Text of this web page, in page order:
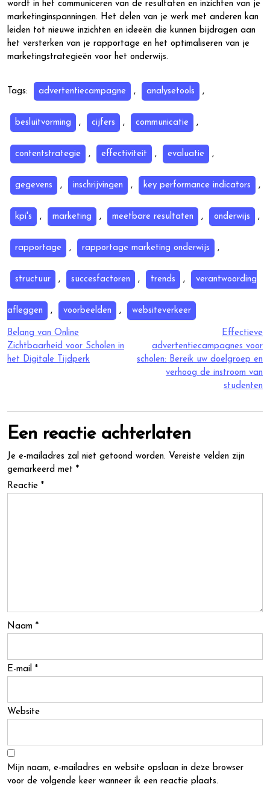
wordt in het communiceren van de resultaten en inzichten van je
marketinginspanningen. Het delen van je werk met anderen kan
leiden tot nieuwe inzichten en ideeën die kunnen bijdragen aan
het versterken van je rapportage en het optimaliseren van je
marketingstrategieën voor het onderwijs.
Tags: advertentiecampagne , analysetools ,
besluitvorming , cijfers , communicatie ,
contentstrategie , effectiviteit , evaluatie ,
gegevens , inschrijvingen , key performance indicators ,
kpi's , marketing , meetbare resultaten , onderwijs ,
rapportage , rapportage marketing onderwijs ,
structuur , succesfactoren , trends , verantwoording
afleggen , voorbeelden , websiteverkeer
Berichtnavigatie
Belang van Online
Zichtbaarheid voor Scholen in
het Digitale Tijdperk
Effectieve
advertentiecampagnes voor
scholen: Bereik uw doelgroep en
verhoog de instroom van
studenten
Een reactie achterlaten
Je e-mailadres zal niet getoond worden. Vereiste velden zijn
gemarkeerd met *
Reactie *
Naam *
E-mail *
Website
Mijn naam, e-mailadres en website opslaan in deze browser
voor de volgende keer wanneer ik een reactie plaats.